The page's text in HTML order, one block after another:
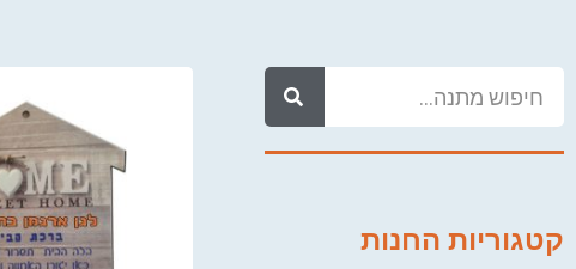
קטגוריות החנות